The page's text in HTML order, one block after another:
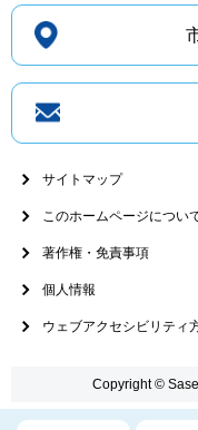
サイトマップ
このホームページについ
著作権・免責事項
個人情報
ウェブアクセシビリティ
Copyright ©